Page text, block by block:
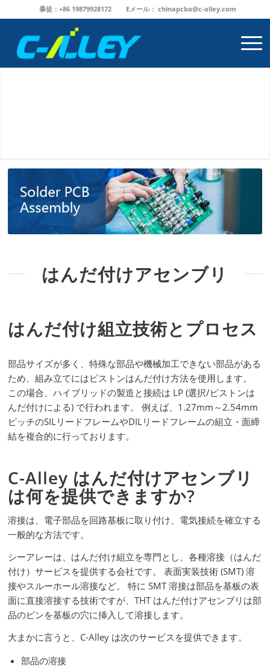
暴徒：+86 19879928172 Eメール：chinapcba@c-alley.com
はんだ付けアセンブリ
はんだ付け組立技術とプロセス
部品サイズが多く、特殊な部品や機械加工できない部品がある
ため、組み立てにはピストンはんだ付け方法を使用します。
この場合、ハイブリッドの製造と接続は LP (選択/ピストンは
んだ付けによる) で行われます。 例えば、1.27mm～2.54mm
ピッチのSILリードフレームやDILリードフレームの組立・面締
結を複合的に行っております。
C-Alley はんだ付けアセンブリ
は何を提供できますか?
溶接は、電子部品を回路基板に取り付け、電気接続を確立する
一般的な方法です。
シーアレーは、はんだ付け組立を専門とし、各種溶接（はんだ
付け）サービスを提供する会社です。 表面実装技術 (SMT) 溶
接やスルーホール溶接など。 特に SMT 溶接は部品を基板の表
面に直接溶接する技術ですが、THT はんだ付けアセンブリは部
品のピンを基板の穴に挿入して溶接します。
大まかに言うと、C-Alley は次のサービスを提供できます。
部品の溶接